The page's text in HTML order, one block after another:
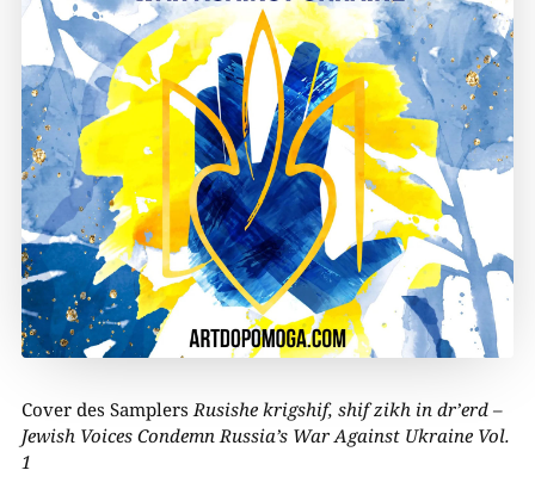
Cover des SamplersRusishe krigshif, shif zikh in dr’erd –
Jewish Voices Condemn Russia’s War Against Ukraine Vol.
1